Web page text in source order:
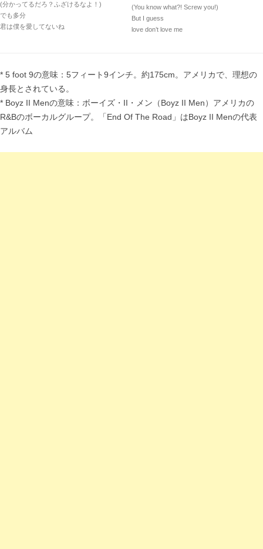
(分かってるだろ？ふざけるなよ！)
でも多分
君は僕を愛してないね
(You know what?! Screw you!)
But I guess
love don’t love me
* 5 foot 9の意味：5フィート9インチ。約175cm。アメリカで、理想の
身長とされている。
* Boyz II Menの意味：ボーイズ・II・メン（Boyz II Men）アメリカの
R&Bのボーカルグループ。「End Of The Road」はBoyz II Menの代表
アルバム